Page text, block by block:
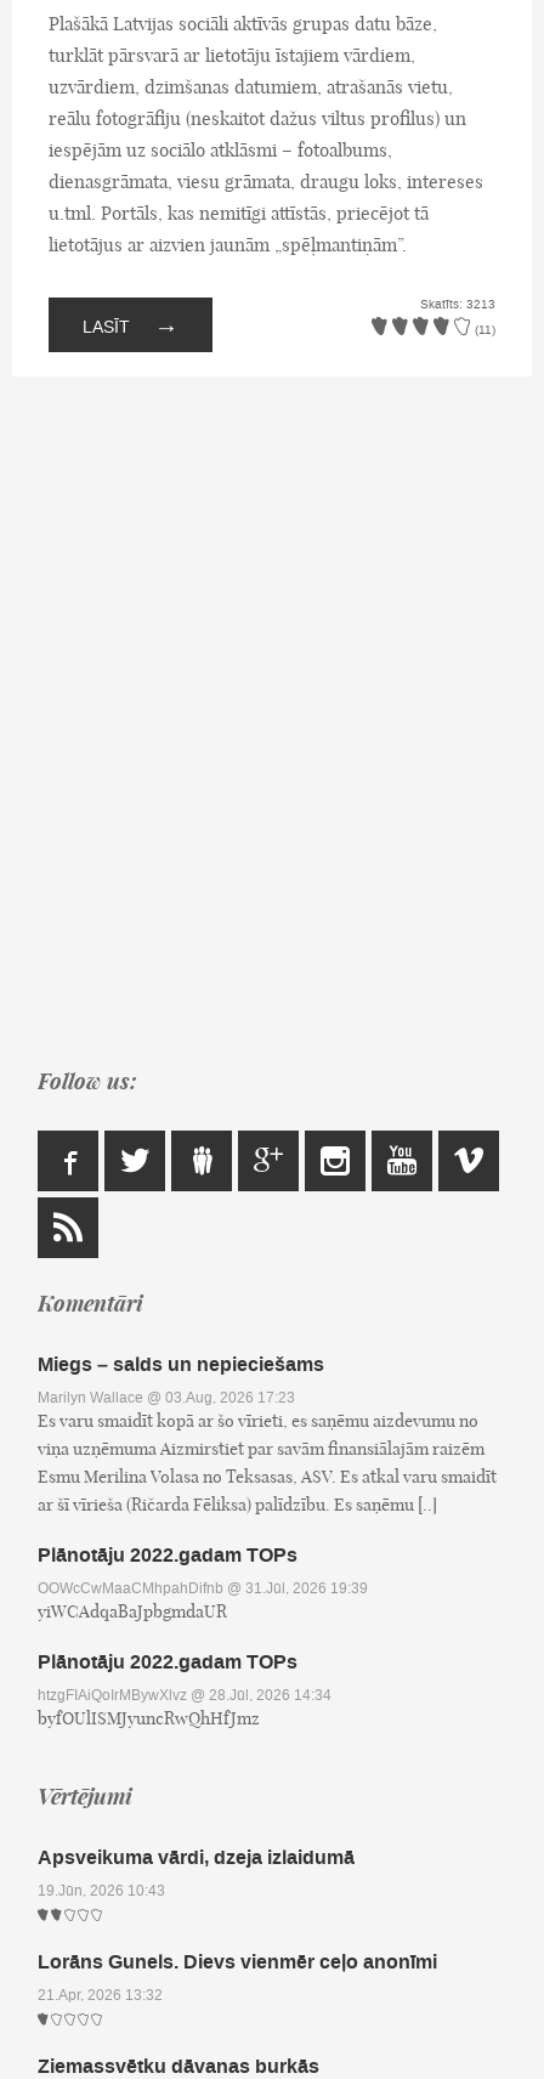
Plašākā Latvijas sociāli aktīvās grupas datu bāze,
turklāt pārsvarā ar lietotāju īstajiem vārdiem,
uzvārdiem, dzimšanas datumiem, atrašanās vietu,
reālu fotogrāfiju (neskaitot dažus viltus profilus) un
iespējām uz sociālo atklāsmi – fotoalbums,
dienasgrāmata, viesu grāmata, draugu loks, intereses
u.tml. Portāls, kas nemitīgi attīstās, priecējot tā
lietotājus ar aizvien jaunām „spēļmantiņām”.
LASĪT →
Skatīts: 3213
(11)
Follow us:
Komentāri
Miegs – salds un nepieciešams
Marilyn Wallace @ 03.Aug, 2026 17:23
Es varu smaidīt kopā ar šo vīrieti, es saņēmu aizdevumu no
viņa uzņēmuma Aizmirstiet par savām finansiālajām raizēm
Esmu Merilina Volasa no Teksasas, ASV. Es atkal varu smaidīt
ar šī vīrieša (Ričarda Fēliksa) palīdzību. Es saņēmu [..]
Plānotāju 2022.gadam TOPs
OOWcCwMaaCMhpahDifnb @ 31.Jūl, 2026 19:39
yiWCAdqaBaJpbgmdaUR
Plānotāju 2022.gadam TOPs
htzgFIAiQoIrMBywXlvz @ 28.Jūl, 2026 14:34
byfOUlISMJyuncRwQhHfJmz
Vērtējumi
Apsveikuma vārdi, dzeja izlaidumā
19.Jūn, 2026 10:43
Lorāns Gunels. Dievs vienmēr ceļo anonīmi
21.Apr, 2026 13:32
Ziemassvētku dāvanas burkās